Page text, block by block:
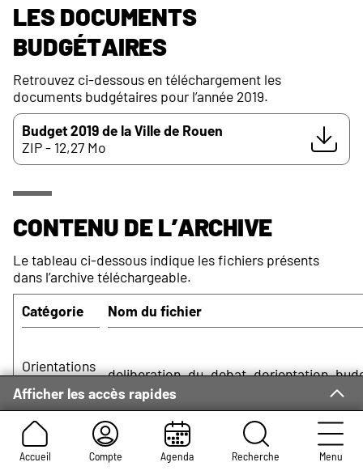
Accueil Compte Agenda Recherche Menu
Afficher les accès rapides
Les documents
budgétaires
Retrouvez ci-dessous en téléchargement les
documents budgétaires pour l’année 2019.
Budget 2019 de la Ville de Rouen
ZIP - 12,27 Mo
Contenu de l’archive
Le tableau ci-dessous indique les fichiers présents
dans l’archive téléchargeable.
Catégorie
Nom du fichier
Orientations
budgétaires
Orientations